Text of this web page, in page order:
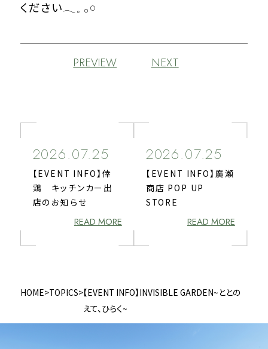
ください𓂃𓈒 𓂂𓏸
PREVIEW NEXT
2026.07.25
【EVENT INFO】倖
鶏 キッチンカー出
店のお知らせ
READ MORE
2026.07.25
【EVENT INFO】廣瀬
商店 POP UP
STORE
READ MORE
HOME>TOPICS>【EVENT INFO】INVISIBLE GARDEN~ととの
えて、ひらく~